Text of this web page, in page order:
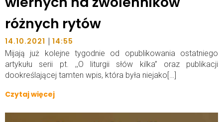
różnych rytów
14.10.2021 | 14:55
Mijają już kolejne tygodnie od opublikowania ostatniego
artykułu serii pt. ,,O liturgii słów kilka” oraz publikacji
dookreślającej tamten wpis, która była niejako[…]
Czytaj więcej